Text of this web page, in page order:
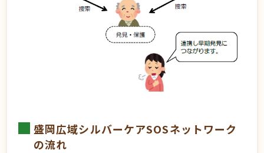
盛岡広域シルバーケアSOSネットワーク
の流れ